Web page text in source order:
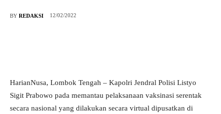
BY REDAKSI 12/02/2022
HarianNusa, Lombok Tengah – Kapolri Jendral Polisi Listyo
Sigit Prabowo pada memantau pelaksanaan vaksinasi serentak
secara nasional yang dilakukan secara virtual dipusatkan di